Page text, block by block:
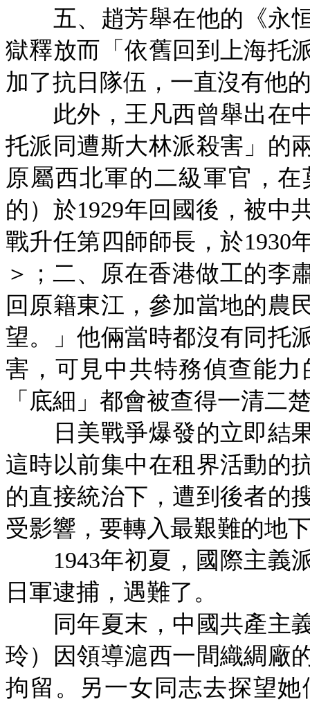
五、趙芳舉在他的《永
獄釋放而「依舊回到上海托
加了抗日隊伍，一直沒有他
此外，王凡西曾舉出在中
托派同遭斯大林派殺害」的
原屬西北軍的二級軍官，
的）於1929年回國後，被中
戰升任第四師師長，於1930
＞；二、原在香港做工的李
回原籍東江，參加當地的農
望。」他倆當時都沒有同托
害，可見中共特務偵查能
「底細」都會被查得一清二
日美戰爭爆發的立即結果
這時以前集中在租界活動的
的直接統治下，遭到後者的
受影響，要轉入最艱難的地
1943年初夏，國際主義
日軍逮捕，遇難了。
同年夏末，中國共產主義
玲）因領導滬西一間織綢廠
拘留。另一女同志去探望